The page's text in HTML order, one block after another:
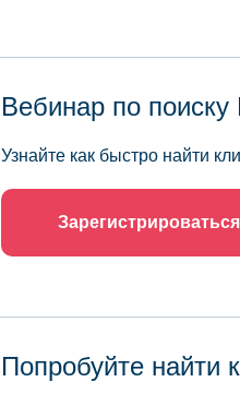
Вебинар по поиску
Узнайте как быстро найти
Зарегистрироваться
Попробуйте найти